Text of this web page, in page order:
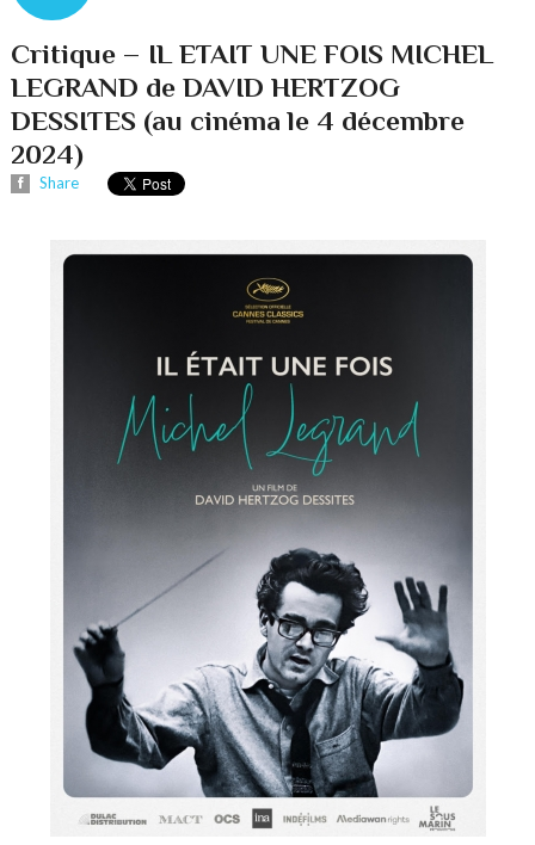
Critique – IL ETAIT UNE FOIS MICHEL
LEGRAND de DAVID HERTZOG
DESSITES (au cinéma le 4 décembre
2024)
Share